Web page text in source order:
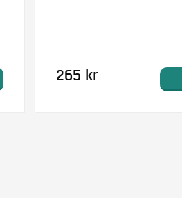
265 kr